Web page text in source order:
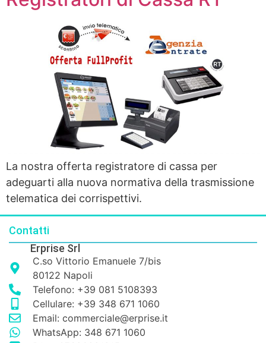
La nostra offerta registratore di cassa per
adeguarti alla nuova normativa della trasmissione
telematica dei corrispettivi.
Contatti
Erprise Srl
C.so Vittorio Emanuele 7/bis
80122 Napoli
Telefono: +39 081 5108393
Cellulare: +39 348 671 1060
Email: commerciale@erprise.it
WhatsApp: 348 671 1060